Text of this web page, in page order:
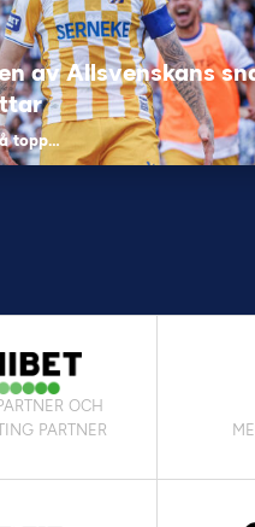
av Allsvenskans
topp…
OCH
PARTNER